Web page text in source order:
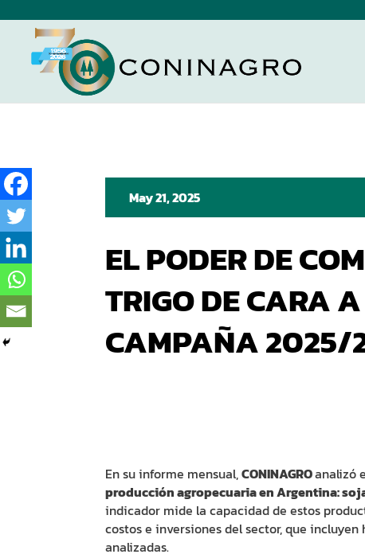
May 21, 2025
EL PODER DE
TRIGO DE CARA
CAMPAÑA 2025/
En su informe mensual,CONINAGROanalizó
producción agropecuaria en Argentina:
indicador mide la capacidad de estos
costos e inversiones del sector, que
analizadas.